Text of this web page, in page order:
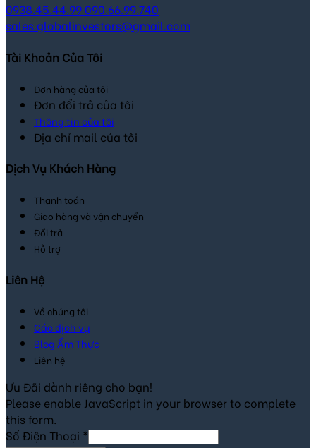
0938.45.44.99090.66.99.740
sales.globalinvestors@gmail.com
Tài Khoản Của Tôi
Đơn hàng của tôi
Đơn đổi trả của tôi
Thông tin của tôi
Địa chỉ mail của tôi
Dịch Vụ Khách Hàng
Thanh toán
Giao hàng và vận chuyển
Đổi trả
Hỗ trợ
Liên Hệ
Về chúng tôi
Các dịch vụ
Blog Ẩm Thực
Liên hệ
Ưu Đãi dành riêng cho bạn!
Please enable JavaScript in your browser to complete
this form.
Số Điện Thoại *